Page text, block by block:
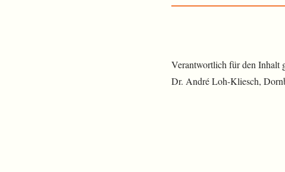
Verantwortlich für den Inhalt
Dr. André Loh-Kliesch,